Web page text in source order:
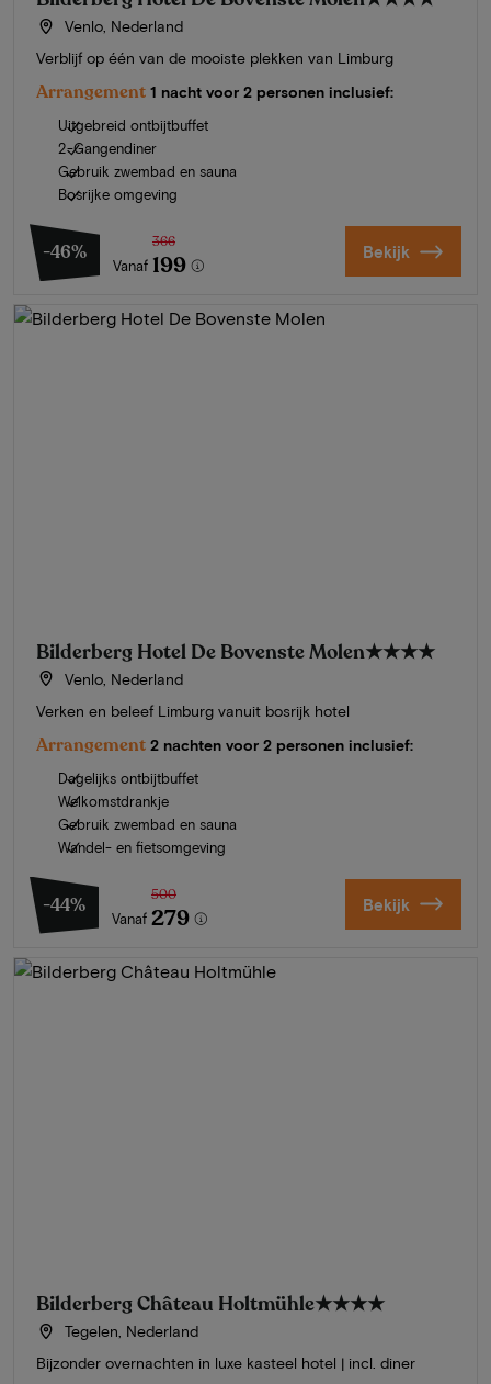
Venlo, Nederland
Verblijf op één van de mooiste plekken van Limburg
Arrangement 1 nacht voor 2 personen inclusief:
Uitgebreid ontbijtbuffet
2-Gangendiner
Gebruik zwembad en sauna
Bosrijke omgeving
-46%
Vanaf
366
199 Bekijk
Bilderberg Hotel De Bovenste Molen★★★★
Venlo, Nederland
Verken en beleef Limburg vanuit bosrijk hotel
Arrangement 2 nachten voor 2 personen inclusief:
Dagelijks ontbijtbuffet
Welkomstdrankje
Gebruik zwembad en sauna
Wandel- en fietsomgeving
-44%
Vanaf
500
279 Bekijk
Bilderberg Château Holtmühle★★★★
Tegelen, Nederland
Bijzonder overnachten in luxe kasteel hotel | incl. diner